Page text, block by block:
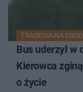
TRAGEDIA NA
Bus uderzył w
Kierowca
o życie